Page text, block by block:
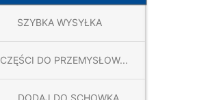
SZYBKA WYSYŁKA
CZĘŚCI DO PRZEMYSŁOW...
DODAJ DO SCHOWKA